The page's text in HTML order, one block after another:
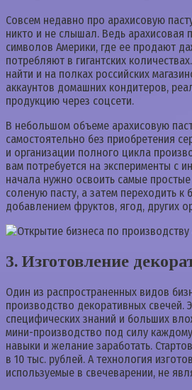
Совсем недавно про арахисовую
никто и не слышал. Ведь арахисовая
символов Америки, где ее продают
потребляют в гигантских
найти и на полках российских
аккаунтов домашних кондитеров,
продукцию через соцсети.
В небольшом объеме арахисовую
самостоятельно без приобретения
и организации полного цикла
вам потребуется на эксперименты с
начала нужно освоить самые
соленую пасту, а затем переходить
добавлением фруктов, ягод, других
3. Изготовление
Один из распространенных видов
производство декоративных свечей.
специфических знаний и больших
мини-производство под силу
навыки и желание заработать.
в 10 тыс. рублей. А технология
используемые в свечеварении, не